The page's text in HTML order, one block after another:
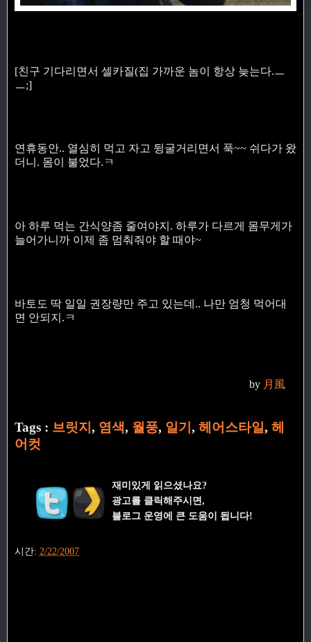
[친구 기다리면서 셀카질(집 가까운 놈이 항상 늦는다.ㅡ
ㅡ;]
연휴동안.. 열심히 먹고 자고 뒹굴거리면서 푹~~ 쉬다가 왔
더니. 몸이 불었다.ㅋ
아 하루 먹는 간식양좀 줄여야지. 하루가 다르게 몸무게가
늘어가니까 이제 좀 멈춰줘야 할 때야~
바토도 딱 일일 권장량만 주고 있는데.. 나만 엄청 먹어대
면 안되지.ㅋ
by 月風
Tags : 브릿지 , 염색, 월풍, 일기 , 헤어스타일, 헤
어컷
재미있게 읽으셨나요?
광고를 클릭해주시면,
블로그 운영에 큰 도움이 됩니다!
시간: 2/22/2007